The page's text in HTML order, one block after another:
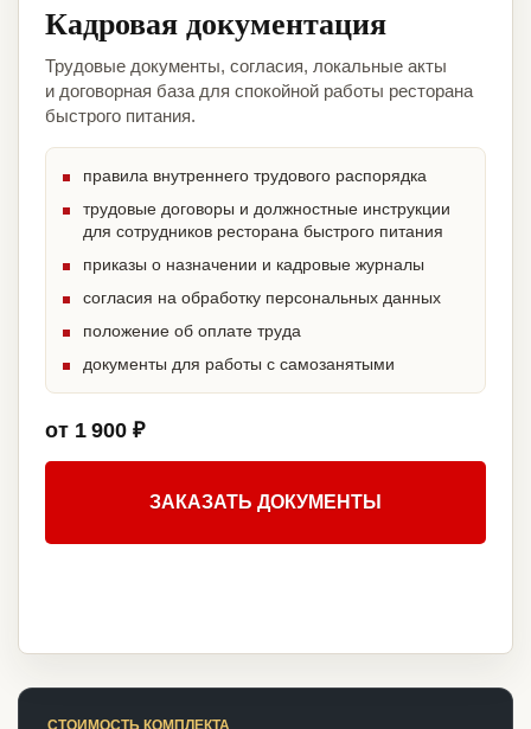
Кадровая документация
Трудовые документы, согласия, локальные акты
и договорная база для спокойной работы ресторана
быстрого питания.
правила внутреннего трудового распорядка
трудовые договоры и должностные инструкции
для сотрудников ресторана быстрого питания
приказы о назначении и кадровые журналы
согласия на обработку персональных данных
положение об оплате труда
документы для работы с самозанятыми
от 1 900 ₽
ЗАКАЗАТЬ ДОКУМЕНТЫ
СТОИМОСТЬ КОМПЛЕКТА